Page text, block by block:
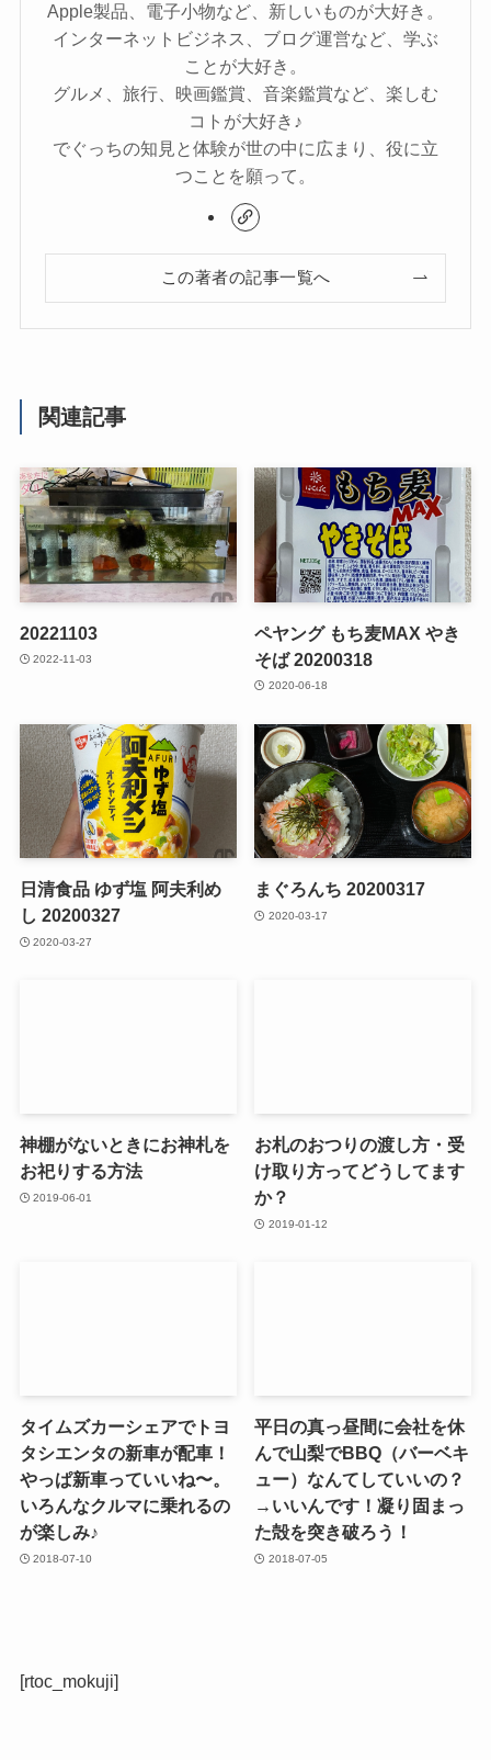
Apple製品、電子小物など、新しいものが大好き。
インターネットビジネス、ブログ運営など、学ぶ
ことが大好き。
グルメ、旅行、映画鑑賞、音楽鑑賞など、楽しむ
コトが大好き♪
でぐっちの知見と体験が世の中に広まり、役に立
つことを願って。
この著者の記事一覧へ
関連記事
20221103
2022-11-03
ペヤング もち麦MAX やき
そば 20200318
2020-06-18
日清食品 ゆず塩 阿夫利め
し 20200327
2020-03-27
まぐろんち 20200317
2020-03-17
神棚がないときにお神札を
お祀りする方法
2019-06-01
お札のおつりの渡し方・受
け取り方ってどうしてます
か？
2019-01-12
タイムズカーシェアでトヨ
タシエンタの新車が配車！
やっぱ新車っていいね〜。
いろんなクルマに乗れるの
が楽しみ♪
2018-07-10
平日の真っ昼間に会社を休
んで山梨でBBQ（バーベキ
ュー）なんてしていいの？
→いいんです！凝り固まっ
た殻を突き破ろう！
2018-07-05
[rtoc_mokuji]